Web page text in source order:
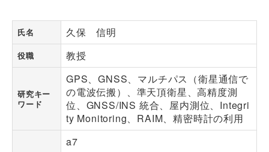
氏名 久保 信明
役職 教授
研究キー
ワード
GPS、GNSS、マルチパス（衛星通信で
の電波伝搬）、準天頂衛星、高精度測
位、GNSS/INS 統合、屋内測位、Integri
ty Monitoring、RAIM、精密時計の利用
a7